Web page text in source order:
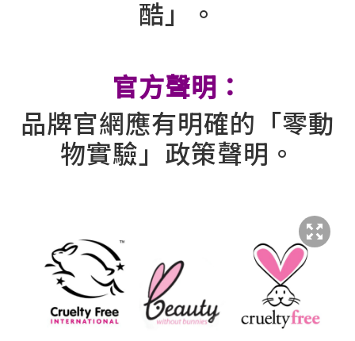
酷」。
官方聲明：
品牌官網應有明確的「零動
物實驗」政策聲明。